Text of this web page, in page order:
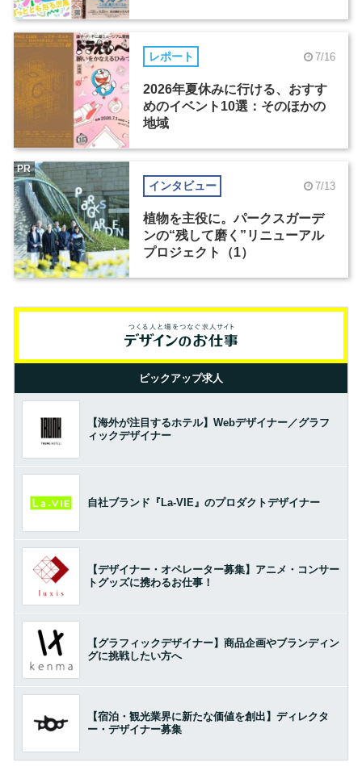
レポート 7/16
2026年夏休みに行ける、おすす
めのイベント10選：そのほかの
地域
インタビュー 7/13
植物を主役に。パークスガーデ
ンの“残して磨く”リニューアル
プロジェクト（1）
PR
ピックアップ求人
【海外が注目するホテル】Webデザイナー／グラフ
ィックデザイナー
自社ブランド『La-VIE』のプロダクトデザイナー
【デザイナー・オペレーター募集】アニメ・コンサー
トグッズに携わるお仕事！
【グラフィックデザイナー】商品企画やブランディン
グに挑戦したい方へ
【宿泊・観光業界に新たな価値を創出】ディレクタ
ー・デザイナー募集